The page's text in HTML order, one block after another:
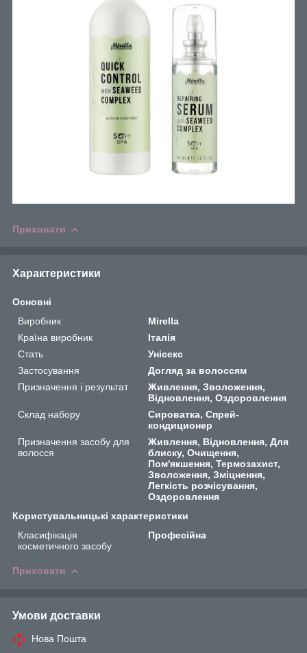
Приховати
Характеристики
Основні
Виробник
Mirella
Країна виробник
Італія
Стать
Унісекс
Застосування
Догляд за волоссям
Призначення і результат
Живлення, Зволоження,
Відновлення, Оздоровлення
Склад набору
Сироватка, Спрей-
кондиционер
Призначення засобу для
волосся
Живлення, Відновлення, Для
блиску, Очищення,
Пом'якшення, Термозахист,
Зволоження, Зміцнення,
Легкість розчісування,
Оздоровлення
Користувальницькі характеристики
Класифікація
косметичного засобу
Професійна
Приховати
Умови доставки
Нова Пошта